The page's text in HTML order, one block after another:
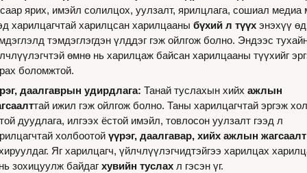
ярих, имэйл солилцох, уулзалт, ярилцлага, сошиал медиа
харилцагчтай харилцсан харилцааны бүхий л түүх энэхүү
тэмдэглэгдэн үлддэг гэж ойлгож болно. Эндээс
өмнө нь харилцаж байсан харилцааны түүхийг
боломжтой.
даалгаврын удирдлага: Танай туслахын хийх ажлын
тай ижил гэж ойлгож болно. Таны харилцагчтай эргэж
дуудлага, илгээх ёстой имэйл, товлосон уулзалт гээд л
холбоотой үүрэг, даалгавар, хийх ажлын жагсаалт
Яг харилцагч, үйлчлүүлэгчидтэйгээ харилцах
зохицуулж байдаг хувийн туслах л гэсэн үг.